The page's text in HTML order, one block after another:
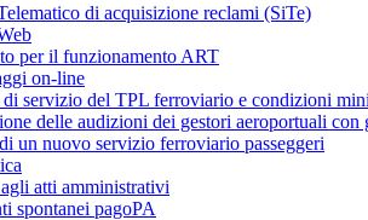
di acquisizione reclami (SiTe)
per il funzionamento ART
on-line
servizio del TPL ferroviario e condizioni
delle audizioni dei gestori aeroportuali con
un nuovo servizio ferroviario passeggeri
atti amministrativi
spontanei pagoPA